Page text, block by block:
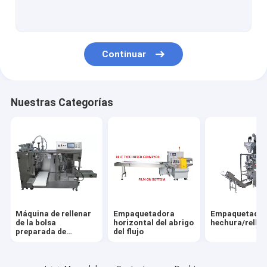
Máquina del lacre del cartón
Continuar
Nuestras Categorías
Máquina de rellenar
de la bolsa
preparada de
Empaquetadora
horizontal del abrigo
del flujo
hechura/